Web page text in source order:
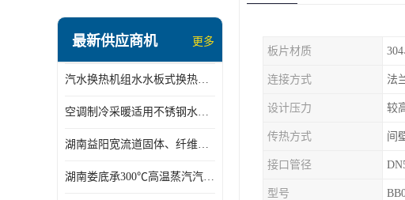
盘管换热
变频供水机组
汽水混合加热器
水处理设备
最新供应商机 更多
汽水换热机组水水板式换热机组板式热交换机组厂家专业定制
空调制冷采暖适用不锈钢水水汽水板式换热器
湖南益阳宽流道固体、纤维、浆状物质加热冷却冷凝蒸发板式换热器
湖南娄底承300℃高温蒸汽汽水二级换热器
板片材质
连接方式 法
设计压力 较
传热方式 间
接口管径
型号